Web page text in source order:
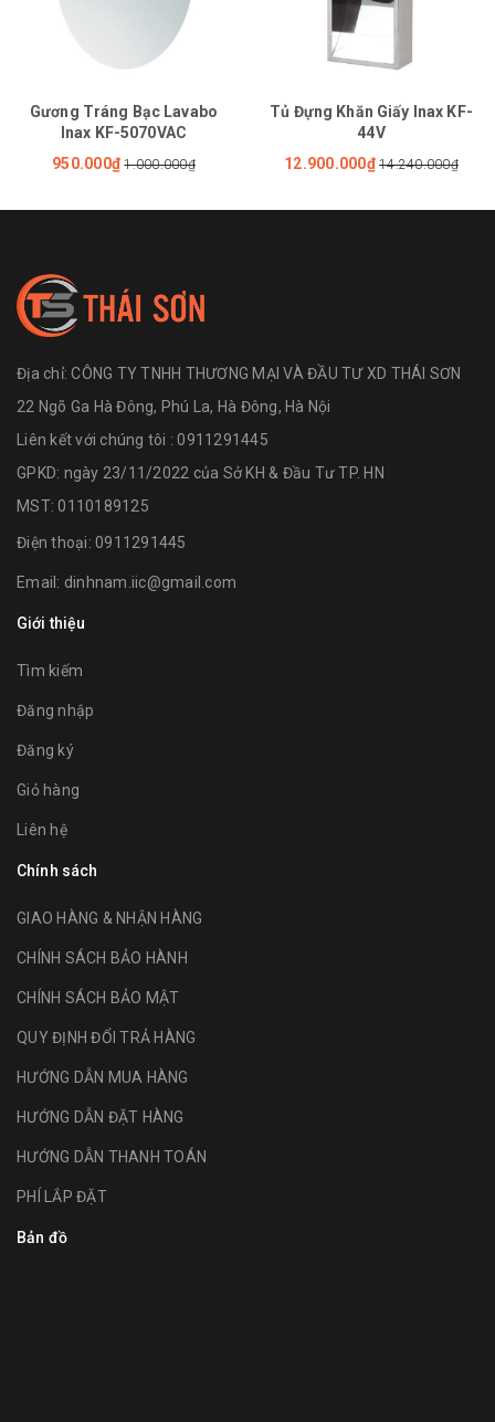
Gương Tráng Bạc Lavabo
Inax KF-5070VAC
950.000₫ 1.000.000₫
Tủ Đựng Khăn Giấy Inax KF-
44V
12.900.000₫ 14.240.000₫
Địa chỉ:CÔNG TY TNHH THƯƠNG MẠI VÀ ĐẦU TƯ XD THÁI SƠN
22 Ngõ Ga Hà Đông, Phú La, Hà Đông, Hà Nội
Liên kết với chúng tôi : 0911291445
GPKD: ngày 23/11/2022 của Sở KH & Đầu Tư TP. HN
MST: 0110189125
Điện thoại: 0911291445
Email: dinhnam.iic@gmail.com
Giới thiệu
Tìm kiếm
Đăng nhập
Đăng ký
Giỏ hàng
Liên hệ
Chính sách
GIAO HÀNG & NHẬN HÀNG
CHÍNH SÁCH BẢO HÀNH
CHÍNH SÁCH BẢO MẬT
QUY ĐỊNH ĐỔI TRẢ HÀNG
HƯỚNG DẪN MUA HÀNG
HƯỚNG DẪN ĐẶT HÀNG
HƯỚNG DẪN THANH TOÁN
PHÍ LẮP ĐẶT
Bản đồ